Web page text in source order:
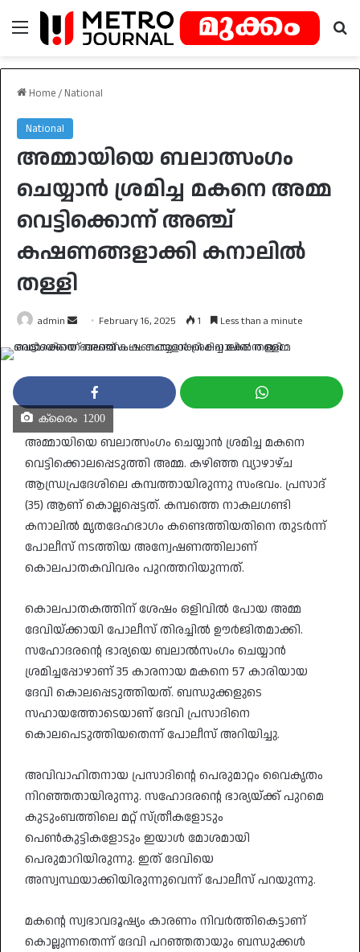
Menu
Home / National
National
അമ്മായിയെ ബലാത്സംഗം
ചെയ്യാന്‍ ശ്രമിച്ച മകനെ അമ്മ
വെട്ടിക്കൊന്ന് അഞ്ച്
കഷണങ്ങളാക്കി കനാലിൽ
തള്ളി
admin
Send
an
February 16, 2025 1 Less than a minute
ക്രൈം 1200
അമ്മായിയെ ബലാത്സംഗം ചെയ്യാന്‍ ശ്രമിച്ച മകനെ
വെട്ടിക്കൊലപ്പെടുത്തി അമ്മ. കഴിഞ്ഞ വ്യാഴാഴ്ച
ആന്ധ്രപ്രദേശിലെ കമ്പത്തായിരുന്നു സംഭവം. പ്രസാദ്
(35) ആണ് കൊല്ലപ്പെട്ടത്. കമ്പത്തെ നാകലഗണ്ടി
കനാലില്‍ മൃതദേഹഭാഗം കണ്ടെത്തിയതിനെ തുടര്‍ന്ന്
പോലീസ് നടത്തിയ അന്വേഷണത്തിലാണ്
കൊലപാതകവിവരം പുറത്തറിയുന്നത്.
കൊലപാതകത്തിന് ശേഷം ഒളിവില്‍ പോയ അമ്മ
ദേവിയ്ക്കായി പോലീസ് തിരച്ചില്‍ ഊര്‍ജിതമാക്കി.
സഹോദരന്റെ ഭാര്യയെ ബലാല്‍സംഗം ചെയ്യാന്‍
ശ്രമിച്ചപ്പോഴാണ് 35 കാരനായ മകനെ 57 കാരിയായ
ദേവി കൊലപ്പെടുത്തിയത്. ബന്ധുക്കളുടെ
സഹായത്തോടെയാണ് ദേവി പ്രസാദിനെ
കൊലപെടുത്തിയതെന്ന് പോലീസ് അറിയിച്ചു.
അവിവാഹിതനായ പ്രസാദിന്റെ പെരുമാറ്റം വൈകൃതം
നിറഞ്ഞതായിരുന്നു. സഹോദരന്റെ ഭാര്യയ്ക്ക് പുറമെ
കുടുംബത്തിലെ മറ്റ് സ്ത്രീകളോടും
പെണ്‍കുട്ടികളോടും ഇയാള്‍ മോശമായി
പെരുമാറിയിരുന്നു. ഇത് ദേവിയെ
അസ്വസ്ഥയാക്കിയിരുന്നുവെന്ന് പോലീസ് പറയുന്നു.
മകന്റെ സ്വഭാവദൂഷ്യം കാരണം നിവര്‍ത്തികെട്ടാണ്
കൊല്ലുന്നതെന്ന് ദേവി പറഞ്ഞതായും ബന്ധുക്കള്‍